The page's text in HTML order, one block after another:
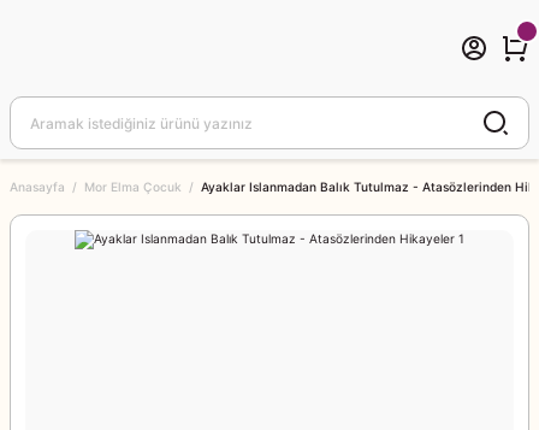
Anasayfa Mor Elma Çocuk Ayaklar Islanmadan Balık Tutulmaz - Atasözlerinden